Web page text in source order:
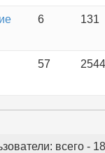
6 131
57 2544
всего - 18